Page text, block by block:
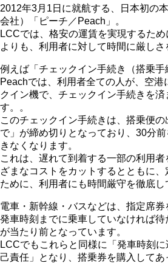
2012年3月1日に就航する、日本初の
会社）「ピーチ／Peach」。
LCCでは、格安の運賃を実現するた
よりも、利用者に対して時間に厳しさ
例えば「チェックイン手続き（搭乗手
Peachでは、利用者全ての人が、空港
クイン機で、チェックイン手続きを済
す。。
このチェックイン手続きは、搭乗便の
で」が締め切りとなっており、30分
きなくなります。
これは、遅れて到着する一部の利用
ざまなコストをカットするとともに
ために、利用者にも時間厳守を徹底し
電車・新幹線・バスなどは、指定席券
発車時刻までに乗車していなければ
が当たり前となっています。
LCCでもこれらと同様に「発車時刻
己責任」となり、搭乗券を購入して